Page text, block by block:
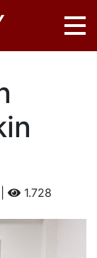
1.728